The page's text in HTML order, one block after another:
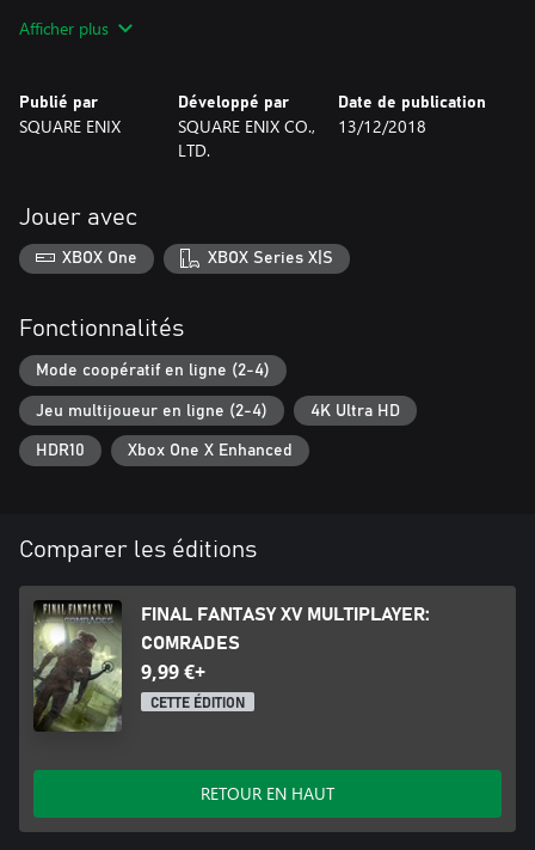
* Un abonnement Xbox Live Gold est requis pour accéder au
Afficher plus
Publié par
SQUARE ENIX
Développé par
SQUARE ENIX CO.,
LTD.
Date de publication
13/12/2018
Jouer avec
XBOX One XBOX Series X|S
Fonctionnalités
Mode coopératif en ligne (2-4)
Jeu multijoueur en ligne (2-4) 4K Ultra HD
HDR10 Xbox One X Enhanced
Comparer les éditions
FINAL FANTASY XV MULTIPLAYER:
COMRADES
9,99 €+
CETTE ÉDITION
RETOUR EN HAUT